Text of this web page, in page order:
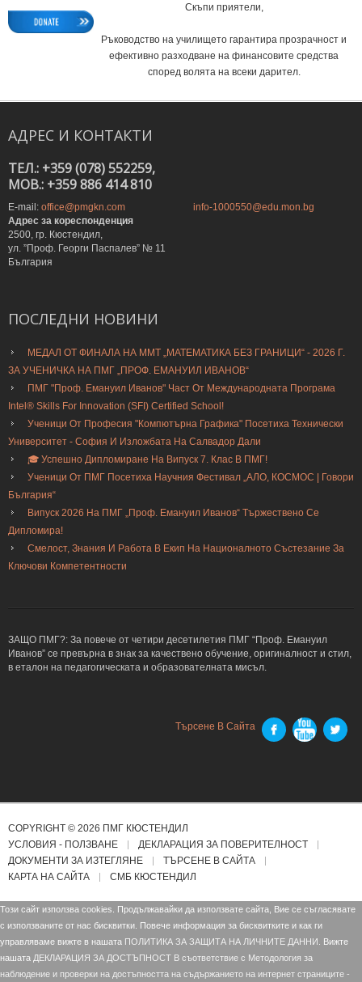
Скъпи приятели,
Ръководство на училището гарантира прозрачност и
ефективно разходване на финансовите средства
според волята на всеки дарител.
АДРЕС И КОНТАКТИ
ТЕЛ.: +359 (078) 552259,
MOB.: +359 886 414 810
E-mail: office@pmgkn.com
info-1000550@edu.mon.bg
Адрес за кореспонденция
2500, гр. Кюстендил,
ул. ”Проф. Георги Паспалев” № 11
България
ПОСЛЕДНИ НОВИНИ
МЕДАЛ ОТ ФИНАЛА НА ММТ „МАТЕМАТИКА БЕЗ ГРАНИЦИ“ - 2026 Г.
ЗА УЧЕНИЧКА НА ПМГ „ПРОФ. ЕМАНУИЛ ИВАНОВ“
ПМГ "Проф. Емануил Иванов" Част От Международната Програма
Intel® Skills For Innovation (SFI) Certified School!
Ученици От Професия "Компютърна Графика" Посетиха Технически
Университет - София И Изложбата На Салвадор Дали
🎓 Успешно Дипломиране На Випуск 7. Клас В ПМГ!
Ученици От ПМГ Посетиха Научния Фестивал „АЛО, КОСМОС | Говори
България“
Випуск 2026 На ПМГ „Проф. Емануил Иванов“ Тържествено Се
Дипломира!
Смелост, Знания И Работа В Екип На Националното Състезание За
Ключови Компетентности
ЗАЩО ПМГ?: За повече от четири десетилетия ПМГ “Проф. Емануил
Иванов” се превърна в знак за качествено обучение, оригиналност и стил,
в еталон на педагогическата и образователната мисъл.
Търсене В Сайта
COPYRIGHT © 2026 ПМГ КЮСТЕНДИЛ
УСЛОВИЯ - ПОЛЗВАНЕ
ДЕКЛАРАЦИЯ ЗА ПОВЕРИТЕЛНОСТ
ДОКУМЕНТИ ЗА ИЗТЕГЛЯНЕ
ТЪРСЕНЕ В САЙТА
КАРТА НА САЙТА
СМБ КЮСТЕНДИЛ
Този сайт използва cookies. Продължавайки да използвате сайта, Вие се съгласявате
с използваните от нас бисквитки. Повече информация за бисквитките и как ги
управляваме вижте в нашата ПОЛИТИКА ЗА ЗАЩИТА НА ЛИЧНИТЕ ДАННИ.
Вижте
нашата ДЕКЛАРАЦИЯ ЗА ДОСТЪПНОСТ В съответствие с Mетодология за
наблюдение и проверки на достъпността на съдържанието на интернет страниците -